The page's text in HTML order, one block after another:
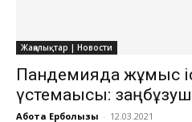
Жаңалықтар | Новости
Пандемияда жұмыс
үстемақысы:
Ақбота Ерболқызы - 12.03.2021